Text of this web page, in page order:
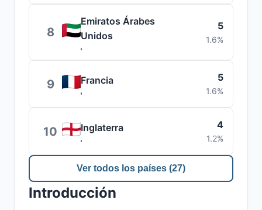
8
Emiratos Árabes
Unidos
5
1.6%
9 Francia 5
1.6%
10 Inglaterra 4
1.2%
Ver todos los países (27)
Introducción